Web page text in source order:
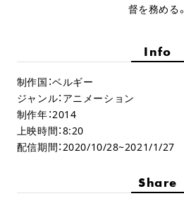
督を務める。
Info
制作国：ベルギー
ジャンル：アニメーション
制作年：2014
上映時間：8:20
配信期間：2020/10/28~2021/1/27
Share